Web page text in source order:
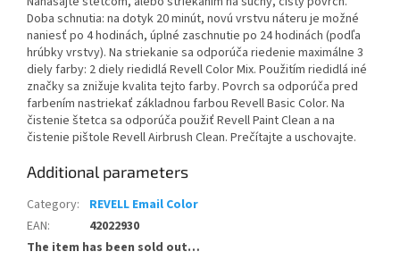
Doba schnutia: na dotyk 20 minút, novú vrstvu náteru je možné
naniesť po 4 hodinách, úplné zaschnutie po 24 hodinách (podľa
hrúbky vrstvy). Na striekanie sa odporúča riedenie maximálne 3
diely farby: 2 diely riedidlá Revell Color Mix. Použitím riedidlá iné
značky sa znižuje kvalita tejto farby. Povrch sa odporúča pred
farbením nastriekať základnou farbou Revell Basic Color. Na
čistenie štetca sa odporúča použiť Revell Paint Clean a na
čistenie pištole Revell Airbrush Clean. Prečítajte a uschovajte.
Additional parameters
Category:
REVELL Email Color
EAN:
42022930
The item has been sold out…